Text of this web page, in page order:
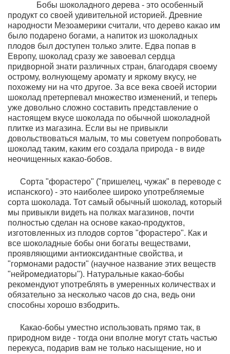
Бобы шоколадного дерева - это особенный
продукт со своей удивительной историей. Древние
народности Мезоамерики считали, что дерево какао им
было подарено богами, а напиток из шоколадных
плодов был доступен только элите. Едва попав в
Европу, шоколад сразу же завоевал сердца
придворной знати различных стран, благодаря своему
острому, волнующему аромату и яркому вкусу, не
похожему ни на что другое. За все века своей истории
шоколад претерпевал множество изменений, и теперь
уже довольно сложно составить представление о
настоящем вкусе шоколада по обычной шоколадной
плитке из магазина. Если вы не привыкли
довольствоваться малым, то мы советуем попробовать
шоколад таким, каким его создала природа - в виде
неочищенных какао-бобов.
Сорта "форастеро" ("пришелец, чужак" в переводе с
испанского) - это наиболее широко употребляемые
сорта шоколада. Тот самый обычный шоколад, который
мы привыкли видеть на полках магазинов, почти
полностью сделан на основе какао-продуктов,
изготовленных из плодов сортов "форастеро". Как и
все шоколадные бобы они богаты веществами,
проявляющими антиоксидантные свойства, и
"гормонами радости" (научное название этих веществ
"нейромедиаторы"). Натуральные какао-бобы
рекомендуют употреблять в умеренных количествах и
обязательно за несколько часов до сна, ведь они
способны хорошо взбодрить.
Какао-бобы уместно использовать прямо так, в
природном виде - тогда они вполне могут стать частью
перекуса, подарив вам не только насыщение, но и